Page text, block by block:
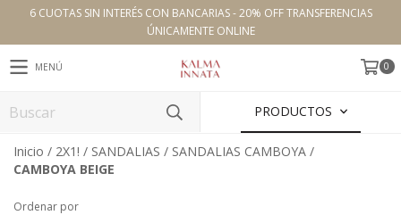
6 CUOTAS SIN INTERÉS CON BANCARIAS - 20% OFF TRANSFERENCIAS
ÚNICAMENTE ONLINE
MENÚ 0
PRODUCTOS
Inicio / 2X1! / SANDALIAS / SANDALIAS CAMBOYA /
CAMBOYA BEIGE
Ordenar por